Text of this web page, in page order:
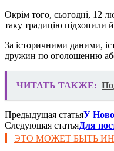
Окрім того, сьогодні, 12
таку традицію підхопили й
За історичними даними,
дружин по оголошенню
ЧИТАТЬ ТАКЖЕ:
Предыдущая статьяУ
Следующая статьяДля
ЭТО МОЖЕТ БЫТЬ